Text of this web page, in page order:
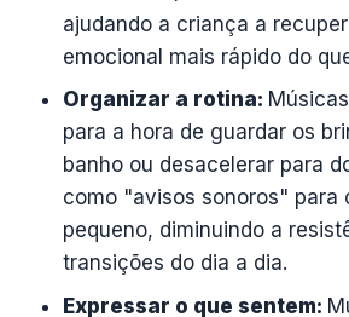
ajudando a criança a
emocional mais rápido do
Organizar a rotina:
para a hora de guardar os
banho ou desacelerar para
como "avisos sonoros" para
pequeno, diminuindo a
transições do dia a dia.
Expressar o que sentem: